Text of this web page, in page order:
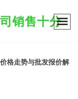
销售十分
格走势与批发报价解